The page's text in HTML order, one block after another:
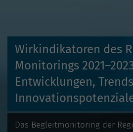
Wirkindikatoren des
Monitorings
Entwicklungen,
Das Begleitmonitoring der